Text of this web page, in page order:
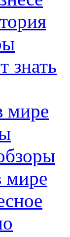
знать
мире
мире